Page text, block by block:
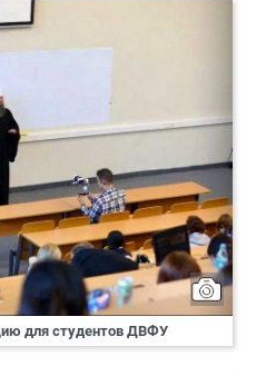
для студентов ДВФУ